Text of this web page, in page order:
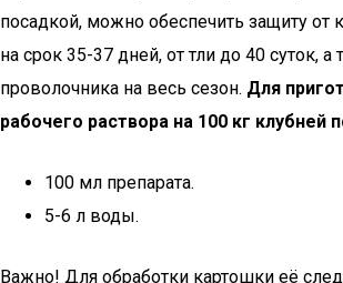
посадкой, можно обеспечить защиту от
на срок 35-37 дней, от тли до 40 суток,
проволочника на весь сезон. Для
рабочего раствора на 100 кг клубней
100 мл препарата.
5-6 л воды.
Важно! Для обработки картошки её